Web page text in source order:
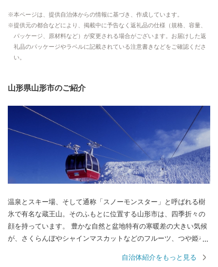
本ページは、提供自治体からの情報に基づき、作成しています。
提供元の都合などにより、掲載中に予告なく返礼品の仕様（規格、容量、
パッケージ、原材料など）が変更される場合がございます。お届けした返
礼品のパッケージやラベルに記載されている注意書きなどをご確認くださ
い。
山形県山形市のご紹介
温泉とスキー場、そして通称「スノーモンスター」と呼ばれる樹
氷で有名な蔵王山。そのふもとに位置する山形市は、四季折々の
顔を持っています。 豊かな自然と盆地特有の寒暖差の大きい気候
が、さくらんぼやシャインマスカットなどのフルーツ、つや姫を
どの「山形ブランド」を生み出しています。 街中には商家の蔵や
自治体紹介をもっと見る